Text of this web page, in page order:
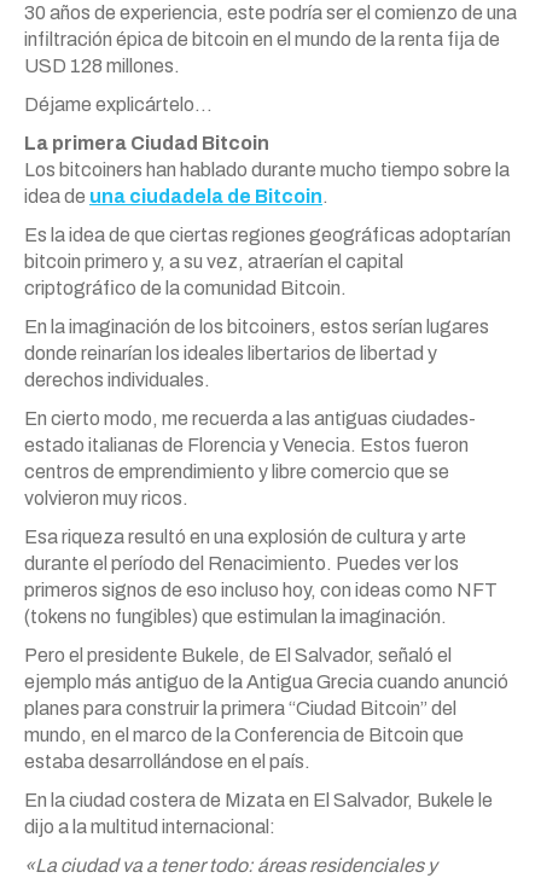
30 años de experiencia, este podría ser el comienzo de una
infiltración épica de bitcoin en el mundo de la renta fija de
USD 128 millones.
Déjame explicártelo…
La primera Ciudad Bitcoin
Los bitcoiners han hablado durante mucho tiempo sobre la
idea de una ciudadela de Bitcoin.
Es la idea de que ciertas regiones geográficas adoptarían
bitcoin primero y, a su vez, atraerían el capital
criptográfico de la comunidad Bitcoin.
En la imaginación de los bitcoiners, estos serían lugares
donde reinarían los ideales libertarios de libertad y
derechos individuales.
En cierto modo, me recuerda a las antiguas ciudades-
estado italianas de Florencia y Venecia. Estos fueron
centros de emprendimiento y libre comercio que se
volvieron muy ricos.
Esa riqueza resultó en una explosión de cultura y arte
durante el período del Renacimiento. Puedes ver los
primeros signos de eso incluso hoy, con ideas como NFT
(tokens no fungibles) que estimulan la imaginación.
Pero el presidente Bukele, de El Salvador, señaló el
ejemplo más antiguo de la Antigua Grecia cuando anunció
planes para construir la primera “Ciudad Bitcoin” del
mundo, en el marco de la Conferencia de Bitcoin que
estaba desarrollándose en el país.
En la ciudad costera de Mizata en El Salvador, Bukele le
dijo a la multitud internacional:
«La ciudad va a tener todo: áreas residenciales y